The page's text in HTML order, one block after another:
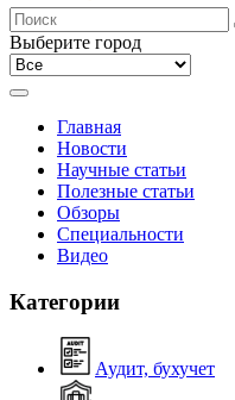
Выберите город
Главная
Новости
Научные статьи
Полезные статьи
Обзоры
Специальности
Видео
Категории
Аудит, бухучет